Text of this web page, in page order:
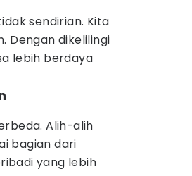
sendirian. Kita
Dengan dikelilingi
lebih berdaya
Alih-alih
bagian dari
yang lebih